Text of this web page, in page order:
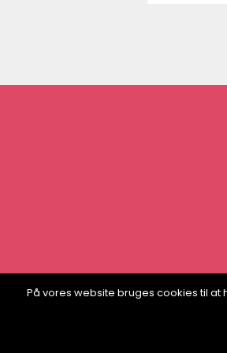
På vores website bruges cookies til